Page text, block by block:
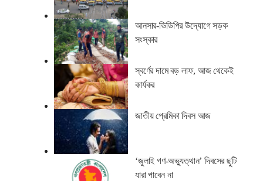
আনসার-ভিডিপির উদ্যোগে সড়ক
সংস্কার
স্বর্ণের দামে বড় লাফ, আজ থেকেই
কার্যকর
জাতীয় প্রেমিকা দিবস আজ
‘জুলাই গণ-অভ্যুত্থান’ দিবসের ছুটি
যারা পাবেন না